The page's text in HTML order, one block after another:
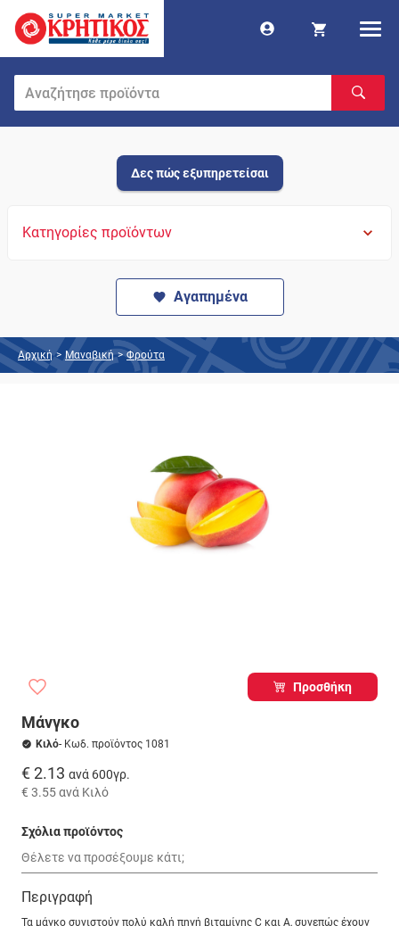
Δες πώς εξυπηρετείσαι
Κατηγορίες προϊόντων
Αγαπημένα
Αρχική > Μαναβική > Φρούτα
Προσθήκη
Μάνγκο
Κιλό- Κωδ. προϊόντος 1081
€ 2.13 ανά 600γρ.
€ 3.55ανά Κιλό
Σχόλια προϊόντος
Περιγραφή
Τα μάγκο συνιστούν πολύ καλή πηγή βιταμίνης C και Α, συνεπώς έχουν